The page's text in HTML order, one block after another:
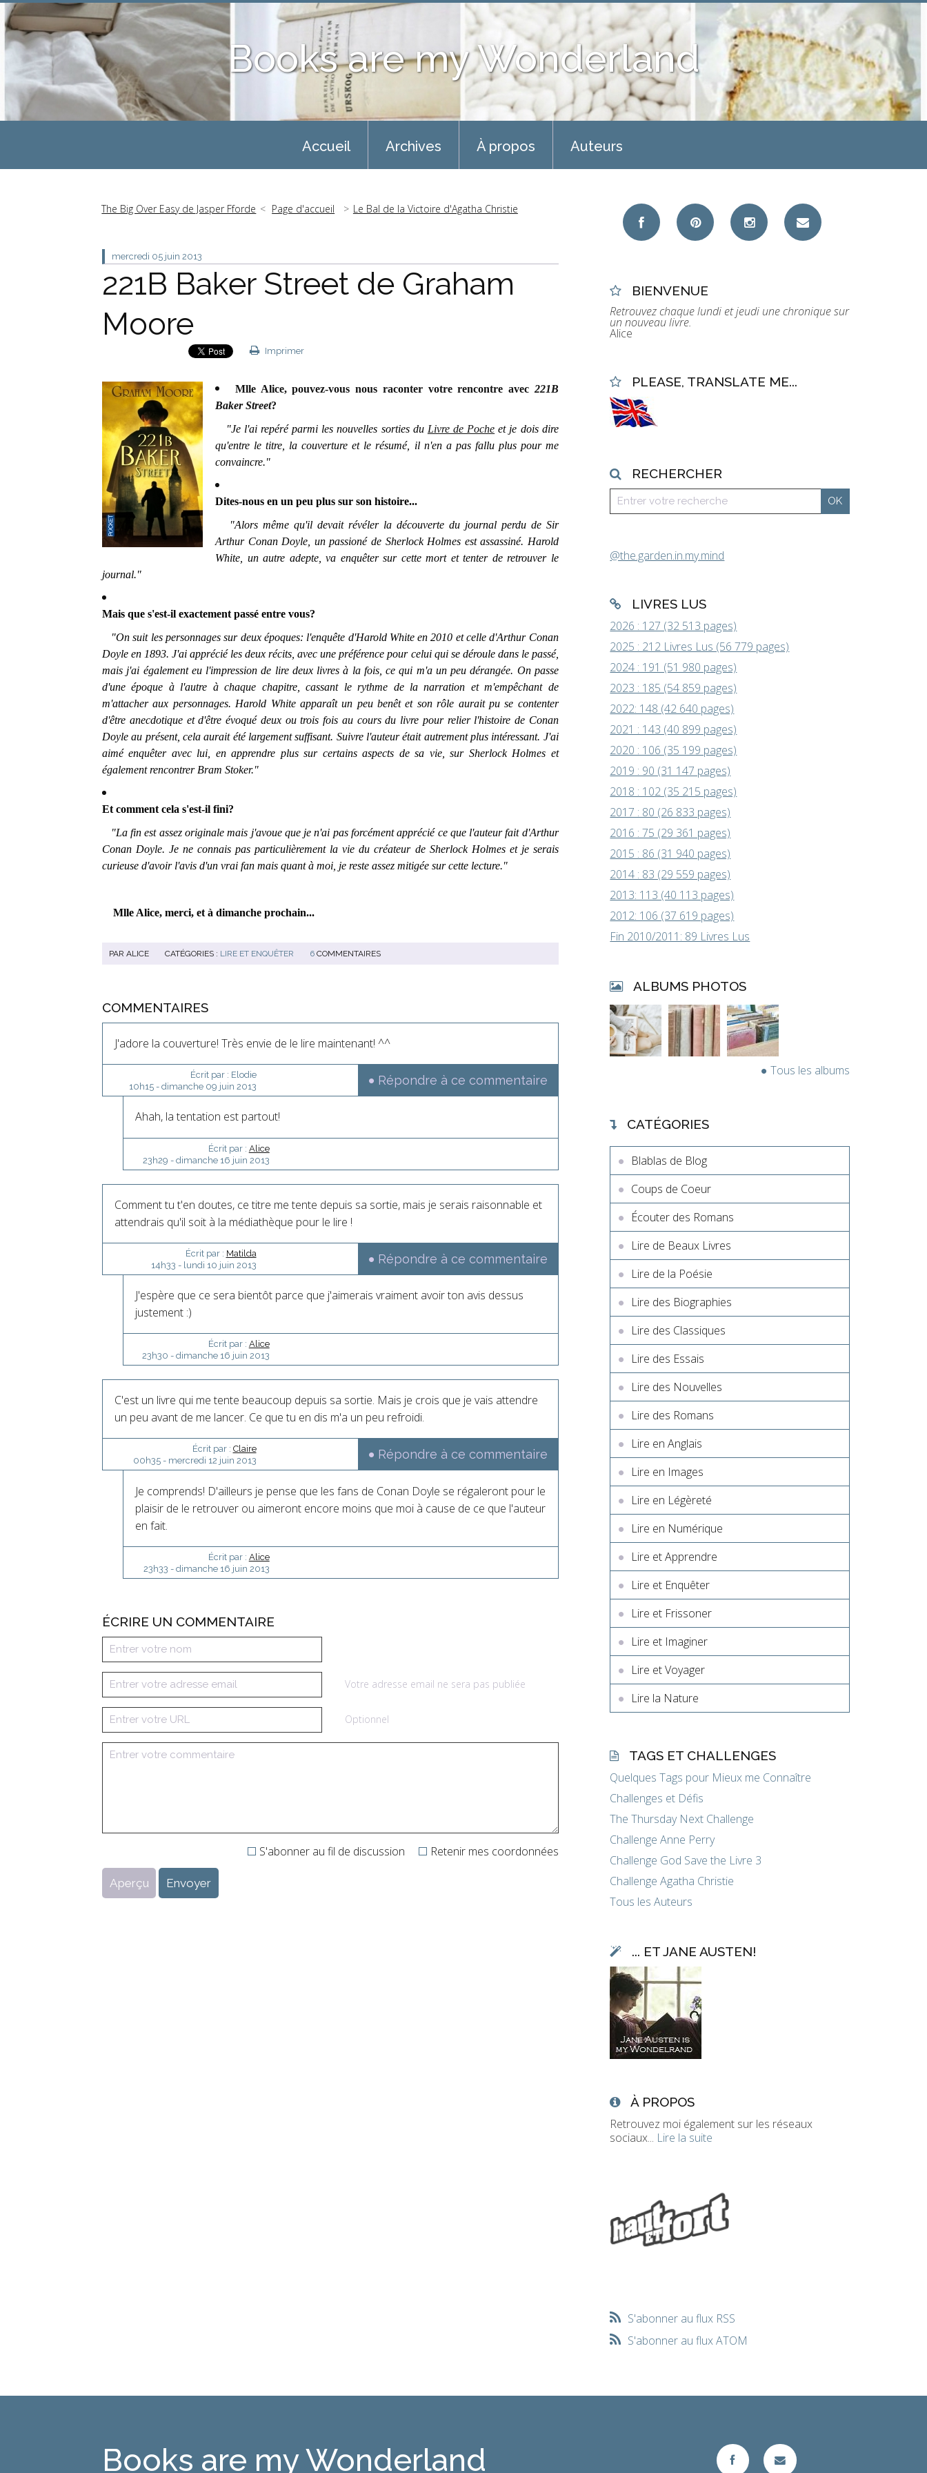
Books are my Wonderland
Accueil Archives À propos Auteurs
The Big Over Easy de Jasper Fforde Page d'accueil Le Bal de la Victoire d'Agatha Christie
mercredi 05 juin 2013
221B Baker Street de Graham
Moore
Imprimer
Mlle Alice, pouvez-vous nous raconter votre rencontre avec 221B
Baker Street?
"Je l'ai repéré parmi les nouvelles sorties du Livre de Poche et je dois dire
qu'entre le titre, la couverture et le résumé, il n'en a pas fallu plus pour me
convaincre."
Dites-nous en un peu plus sur son histoire...
"Alors même qu'il devait révéler la découverte du journal perdu de Sir
Arthur Conan Doyle, un passioné de Sherlock Holmes est assassiné. Harold
White, un autre adepte, va enquêter sur cette mort et tenter de retrouver le
journal."
Mais que s'est-il exactement passé entre vous?
"On suit les personnages sur deux époques: l'enquête d'Harold White en 2010 et celle d'Arthur Conan
Doyle en 1893. J'ai apprécié les deux récits, avec une préférence pour celui qui se déroule dans le passé,
mais j'ai également eu l'impression de lire deux livres à la fois, ce qui m'a un peu dérangée. On passe
d'une époque à l'autre à chaque chapitre, cassant le rythme de la narration et m'empêchant de
m'attacher aux personnages. Harold White apparaît un peu benêt et son rôle aurait pu se contenter
d'être anecdotique et d'être évoqué deux ou trois fois au cours du livre pour relier l'histoire de Conan
Doyle au présent, cela aurait été largement suffisant. Suivre l'auteur était autrement plus intéressant. J'ai
aimé enquêter avec lui, en apprendre plus sur certains aspects de sa vie, sur Sherlock Holmes et
également rencontrer Bram Stoker."
Et comment cela s'est-il fini?
"La fin est assez originale mais j'avoue que je n'ai pas forcément apprécié ce que l'auteur fait d'Arthur
Conan Doyle. Je ne connais pas particulièrement la vie du créateur de Sherlock Holmes et je serais
curieuse d'avoir l'avis d'un vrai fan mais quant à moi, je reste assez mitigée sur cette lecture."
Mlle Alice, merci, et à dimanche prochain...
PAR ALICE CATÉGORIES : LIRE ET ENQUÊTER 6 COMMENTAIRES
COMMENTAIRES
J'adore la couverture! Très envie de le lire maintenant! ^^
Écrit par : Elodie
10h15- dimanche 09 juin 2013 Répondre à ce commentaire
Ahah, la tentation est partout!
Écrit par : Alice
23h29 - dimanche 16 juin 2013
Comment tu t'en doutes, ce titre me tente depuis sa sortie, mais je serais raisonnable et
attendrais qu'il soit à la médiathèque pour le lire !
Écrit par : Matilda
14h33 - lundi 10 juin 2013 Répondre à ce commentaire
J'espère que ce sera bientôt parce que j'aimerais vraiment avoir ton avis dessus
justement :)
Écrit par : Alice
23h30 - dimanche 16 juin 2013
C'est un livre qui me tente beaucoup depuis sa sortie. Mais je crois que je vais attendre
un peu avant de me lancer. Ce que tu en dis m'a un peu refroidi.
Écrit par : Claire
00h35- mercredi 12 juin 2013 Répondre à ce commentaire
Je comprends! D'ailleurs je pense que les fans de Conan Doyle se régaleront pour le
plaisir de le retrouver ou aimeront encore moins que moi à cause de ce que l'auteur
en fait.
Écrit par : Alice
23h33 - dimanche 16 juin 2013
ÉCRIRE UN COMMENTAIRE
Votre adresse email ne sera pas publiée
Optionnel
Retenir mes coordonnées
S'abonner au fil de discussion
BIENVENUE
Retrouvez chaque lundi et jeudi une chronique sur
un nouveau livre.
Alice
PLEASE, TRANSLATE ME...
RECHERCHER
@the.garden.in.my.mind
LIVRES LUS
2026 : 127 (32 513 pages)
2025 : 212 Livres Lus (56 779 pages)
2024 : 191 (51 980 pages)
2023 : 185 (54 859 pages)
2022: 148 (42 640 pages)
2021 : 143 (40 899 pages)
2020 : 106 (35 199 pages)
2019 : 90 (31 147 pages)
2018 : 102 (35 215 pages)
2017 : 80 (26 833 pages)
2016 : 75 (29 361 pages)
2015 : 86 (31 940 pages)
2014 : 83 (29 559 pages)
2013: 113 (40 113 pages)
2012: 106 (37 619 pages)
Fin 2010/2011: 89 Livres Lus
ALBUMS PHOTOS
Tous les albums
CATÉGORIES
Blablas de Blog
Coups de Coeur
Écouter des Romans
Lire de Beaux Livres
Lire de la Poésie
Lire des Biographies
Lire des Classiques
Lire des Essais
Lire des Nouvelles
Lire des Romans
Lire en Anglais
Lire en Images
Lire en Légèreté
Lire en Numérique
Lire et Apprendre
Lire et Enquêter
Lire et Frissoner
Lire et Imaginer
Lire et Voyager
Lire la Nature
TAGS ET CHALLENGES
Quelques Tags pour Mieux me Connaître
Challenges et Défis
The Thursday Next Challenge
Challenge Anne Perry
Challenge God Save the Livre 3
Challenge Agatha Christie
Tous les Auteurs
... ET JANE AUSTEN!
À PROPOS
Retrouvez moi également sur les réseaux
sociaux... Lire la suite
S'abonner au flux RSS
S'abonner au flux ATOM
Books are my Wonderland